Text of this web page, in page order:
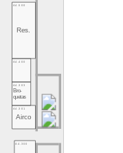
A4.300
A4.301
Airco
A4.303
Bro-
quetas
A4.400
A4.500
Res.